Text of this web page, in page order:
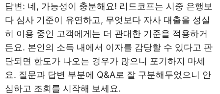
답변: 네, 가능성이 충분해요! 리드코프는 시중 은행보
다 심사 기준이 유연하고, 무엇보다 자사 대출을 성실
히 이용 중인 고객에게는 더 관대한 기준을 적용하거
든요. 본인의 소득 내에서 이자를 감당할 수 있다고 판
단되면 한도가 나오는 경우가 많으니 포기하지 마세
요. 질문과 답변 부분에 Q&A로 잘 구분해두었으니 안
심하고 조회를 시작해 보세요.